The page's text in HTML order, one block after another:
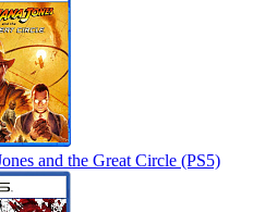
and the Great Circle (PS5)